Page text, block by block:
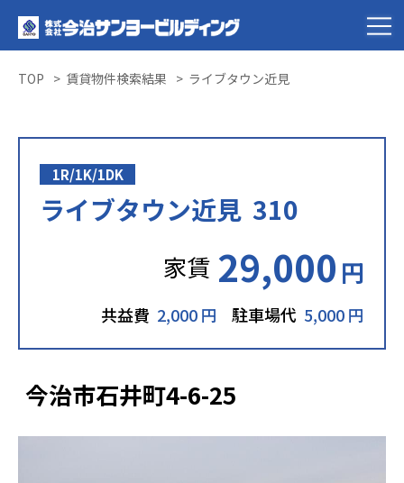
TOP 賃貸物件検索結果 ライブタウン近見
1R/1K/1DK
ライブタウン近見 310
家賃 29,000 円
共益費 2,000 円 駐車場代 5,000 円
今治市石井町4-6-25